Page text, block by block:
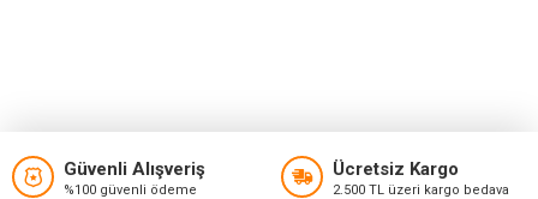
Güvenli Alışveriş
%100 güvenli ödeme
Ücretsiz Kargo
2.500 TL üzeri kargo bedava